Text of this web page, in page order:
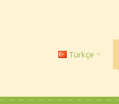
Türkçe